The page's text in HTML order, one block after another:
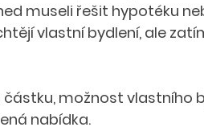
museli řešit hypotéku
vlastní bydlení, ale
možnost vlastního
nabídka.